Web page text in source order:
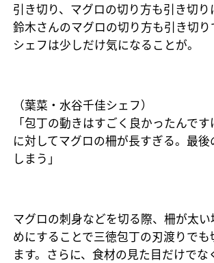
引き切り、マグロの切り方も引き切り
鈴木さんのマグロの切り方も引き切
シェフは少しだけ気になることが。
（葉菜・水谷千佳シェフ）
「包丁の動きはすごく良かったんで
に対してマグロの柵が長すぎる。最後
しまう」
マグロの刺身などを切る際、柵が太い
めにすることで三徳包丁の刃渡りでも
ます。さらに、食材の見た目だけでな